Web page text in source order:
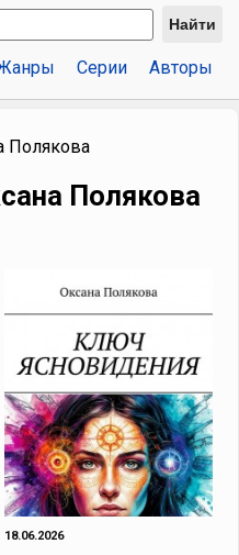
Найти
Серии Авторы
Полякова
Полякова
18.06.2026